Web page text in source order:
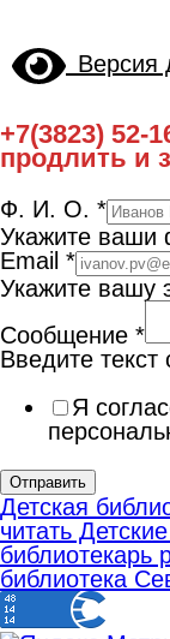
Версия
+7(3823) 52-
продлить и
Ф. И. О. *
Укажите ваши
Email *
Укажите вашу
Сообщение *
Введите
Я
Отправить
Детская
читать
библиотекарь
библиотека